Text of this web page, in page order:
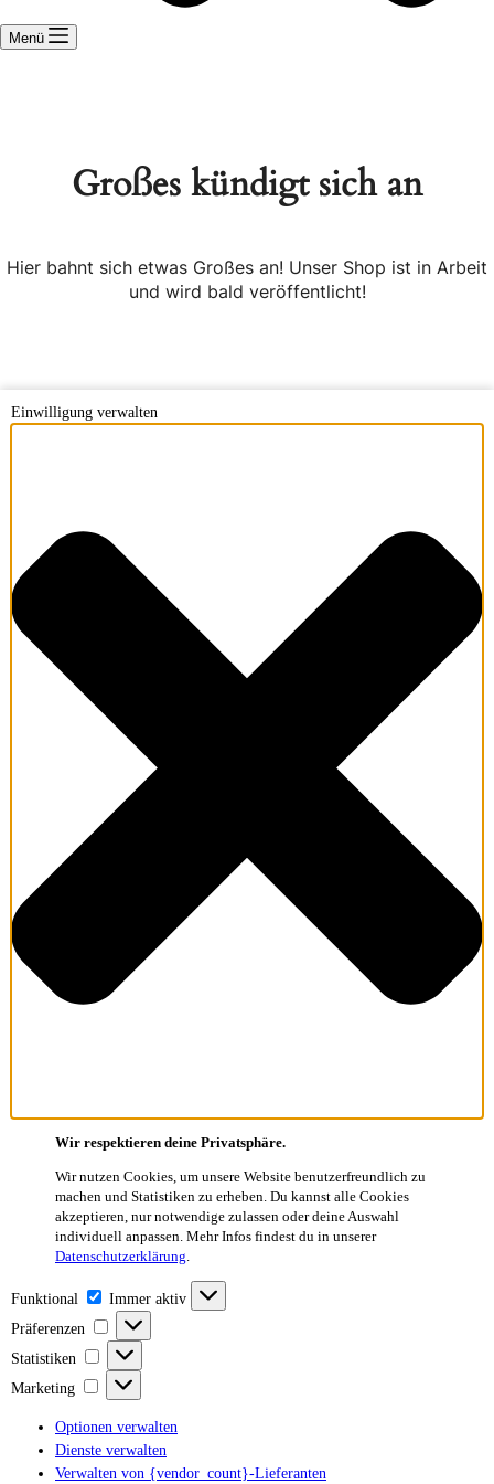
Einwilligung verwalten
Wir respektieren deine Privatsphäre.
Wir nutzen Cookies, um unsere Website benutzerfreundlich zu
machen und Statistiken zu erheben. Du kannst alle Cookies
akzeptieren, nur notwendige zulassen oder deine Auswahl
individuell anpassen. Mehr Infos findest du in unserer
Datenschutzerklärung.
Funktional Funktional
Immer aktiv
Präferenzen
Präferenzen
Statistiken Statistiken
Marketing Marketing
Optionen verwalten
Dienste verwalten
Verwalten von {vendor_count}-Lieferanten
Menü
Großes kündigt sich an
Hier bahnt sich etwas Großes an! Unser Shop ist in Arbeit
und wird bald veröffentlicht!
Wir liefern nicht nur Wein,
Unser Shop ist neu, aber deine
Noch kein Callcenter, aber
Wenn’s mal nicht funkt zwischen
Sonnenreich Weine
Seit 2003 teilen wir, Guntram Zessin und André Wiedecke, unsere
Leidenschaft für guten Wein – von großen Namen bis zu kleinen
Entdeckungen. Unser Laden fühlt sich mehr nach Wohnzimmer als nach
Geschäft an: ein Ort zum Ankommen, Probieren und Dableiben. Ob aus
Berlin, Bordeaux oder Buenos Aires – bei uns bist du willkommen.
Datenschutzerklärung
und Lieferung
Cookie-Richtlinie (EU)
Alle Preise inkl. gesetzlicher MwSt. und ggf. zzgl. Versandkosten bei
Lieferungen nach Hause. Kein Verkauf von Alkohol an Jugendliche unter 18
Über uns
Geschäftskunden
Sitemap